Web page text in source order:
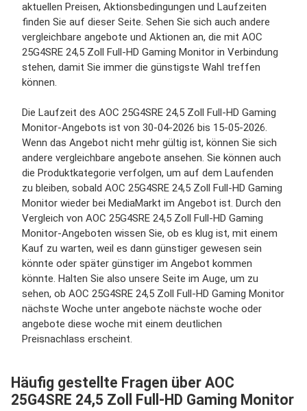
aktuellen Preisen, Aktionsbedingungen und Laufzeiten
finden Sie auf dieser Seite. Sehen Sie sich auch andere
vergleichbare angebote und Aktionen an, die mit AOC
25G4SRE 24,5 Zoll Full-HD Gaming Monitor in Verbindung
stehen, damit Sie immer die günstigste Wahl treffen
können.
Die Laufzeit des AOC 25G4SRE 24,5 Zoll Full-HD Gaming
Monitor-Angebots ist von 30-04-2026 bis 15-05-2026.
Wenn das Angebot nicht mehr gültig ist, können Sie sich
andere vergleichbare angebote ansehen. Sie können auch
die Produktkategorie verfolgen, um auf dem Laufenden
zu bleiben, sobald AOC 25G4SRE 24,5 Zoll Full-HD Gaming
Monitor wieder bei MediaMarkt im Angebot ist. Durch den
Vergleich von AOC 25G4SRE 24,5 Zoll Full-HD Gaming
Monitor-Angeboten wissen Sie, ob es klug ist, mit einem
Kauf zu warten, weil es dann günstiger gewesen sein
könnte oder später günstiger im Angebot kommen
könnte. Halten Sie also unsere Seite im Auge, um zu
sehen, ob AOC 25G4SRE 24,5 Zoll Full-HD Gaming Monitor
nächste Woche unter angebote nächste woche oder
angebote diese woche mit einem deutlichen
Preisnachlass erscheint.
Häufig gestellte Fragen über AOC
25G4SRE 24,5 Zoll Full-HD Gaming Monitor